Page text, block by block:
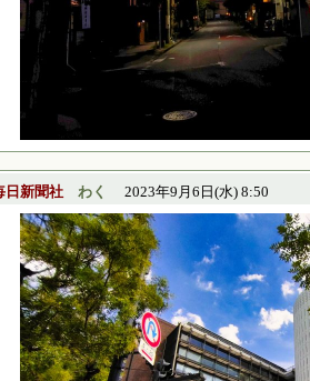
日新聞社 わく
2023年9月6日(水) 8:50